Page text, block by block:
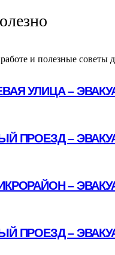
и полезные советы
УЛИЦА –
ПРОЕЗД –
–
ПРОЕЗД –